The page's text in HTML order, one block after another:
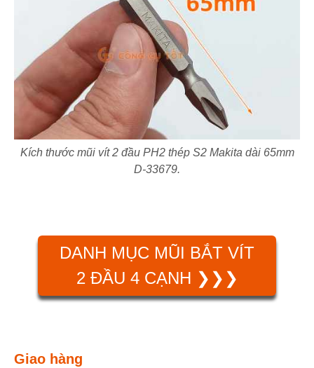
Kích thước mũi vít 2 đầu PH2 thép S2 Makita dài 65mm
D-33679.
DANH MỤC MŨI BẮT VÍT
2 ĐẦU 4 CẠNH ❯❯❯
Giao hàng